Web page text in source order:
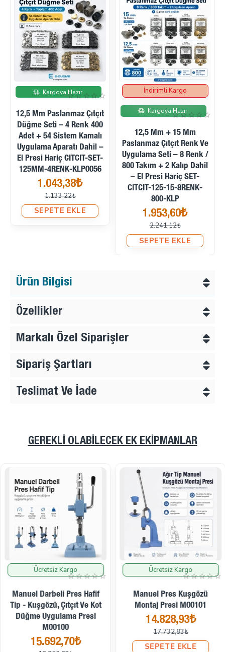
İndirimde
Kargoya Hazır
12,5 Mm Paslanmaz Çıtçıt
Düğme Seti – 4 Renk 400
Adet + 54 Sistem Kamalı
Uygulama Aparatı Dahil –
El Presi Hariç CITCIT-SET-
125MM-4RENK-KLP0056
1.043,38₺
1.133,22₺
SEPETE EKLE
İndirimde
Kargoya Hazır
İndirimli Kargo
12,5 Mm + 15 Mm
Paslanmaz Çıtçıt Renk Ve
Uygulama Seti – 8 Renk /
800 Takım + 2 Kalıp Dahil
– El Presi Hariç SET-
CITCIT-125-15-8RENK-
800-KLP
1.953,60₺
2.241,12₺
SEPETE EKLE
Ürün Bilgisi
Özellikler
Markalı Özel Siparişler
Sipariş Şartları
Teslimat Ve İade
GEREKLI OLABILECEK EK EKIPMANLAR
İndirimde
Ücretsiz Kargo
Manuel Darbeli Pres Hafif
Tip - Kuşgözü, Çıtçıt Ve Kot
Düğme Uygulama Presi
M00100
15.692,70₺
İndirimde
Ücretsiz Kargo
Manuel Pres Kuşgözü
Montaj Presi M00101
14.828,93₺
17.732,83₺
SEPETE EKLE